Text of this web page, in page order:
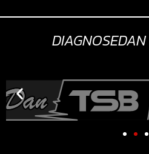
DIAGNOSEDAN